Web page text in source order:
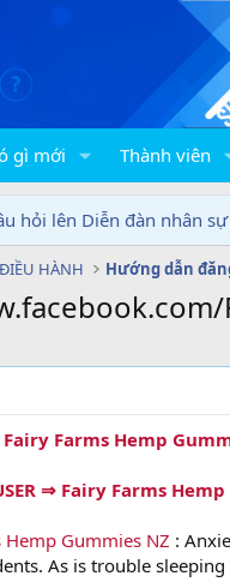
gì mới Thành viên
hỏi lên Diễn đàn nhân sự
HÀNH Hướng dẫn
Fairy Farms Hemp
⇒ Fairy Farms
Hemp Gummies NZ :
As is trouble